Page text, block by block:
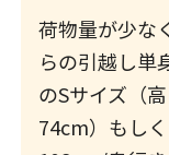
荷物量が少な
らの引越し単
のSサイズ（
74cm）もし